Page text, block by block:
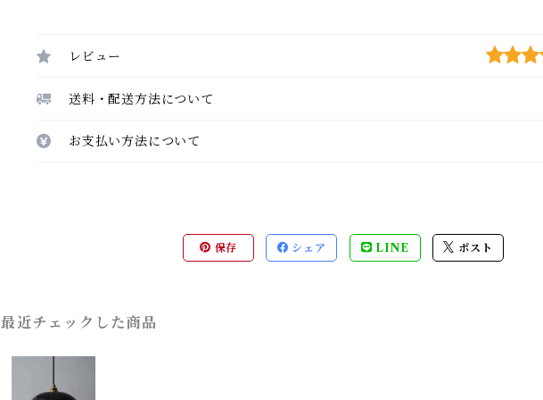
レビュー
送料・配送方法について
お支払い方法について
保存 シェア LINE ポスト
最近チェックした商品